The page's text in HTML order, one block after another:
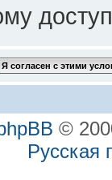
©
Русская